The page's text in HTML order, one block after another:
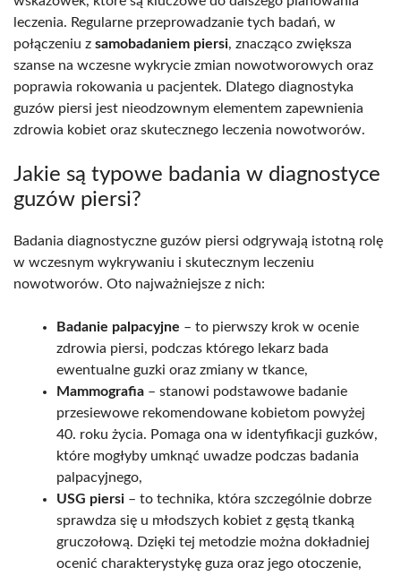
leczenia. Regularne przeprowadzanie tych badań, w
połączeniu z samobadaniem piersi, znacząco zwiększa
szanse na wczesne wykrycie zmian nowotworowych oraz
poprawia rokowania u pacjentek. Dlatego diagnostyka
guzów piersi jest nieodzownym elementem zapewnienia
zdrowia kobiet oraz skutecznego leczenia nowotworów.
Jakie są typowe badania w diagnostyce
guzów piersi?
Badania diagnostyczne guzów piersi odgrywają istotną rolę
w wczesnym wykrywaniu i skutecznym leczeniu
nowotworów. Oto najważniejsze z nich:
Badanie palpacyjne – to pierwszy krok w ocenie
zdrowia piersi, podczas którego lekarz bada
ewentualne guzki oraz zmiany w tkance,
Mammografia – stanowi podstawowe badanie
przesiewowe rekomendowane kobietom powyżej
40. roku życia. Pomaga ona w identyfikacji guzków,
które mogłyby umknąć uwadze podczas badania
palpacyjnego,
USG piersi – to technika, która szczególnie dobrze
sprawdza się u młodszych kobiet z gęstą tkanką
gruczołową. Dzięki tej metodzie można dokładniej
ocenić charakterystykę guza oraz jego otoczenie,